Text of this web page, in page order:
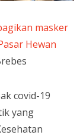
masker
Hewan
covid-19
yang